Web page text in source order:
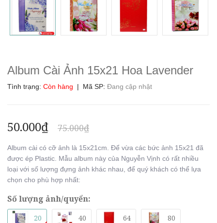
Album Cài Ảnh 15x21 Hoa Lavender
Tình trạng: Còn hàng | Mã SP: Đang cập nhật
50.000₫ 75.000₫
Album cài có cỡ ảnh là 15x21cm. Để vừa các bức ảnh 15x21 đã
được ép Plastic. Mẫu album này của Nguyễn Vịnh có rất nhiều
loại với số lượng đựng ảnh khác nhau, để quý khách có thể lựa
chọn cho phù hợp nhất:
Số lượng ảnh/quyển:
20 40 64 80